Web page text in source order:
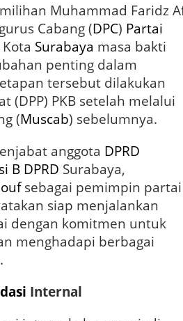
Muhammad Faridz
Cabang (DPC) Partai
Surabaya masa bakti
penting dalam
tersebut dilakukan
(DPP) PKB setelah melalui
(Muscab) sebelumnya.
anggota DPRD
B DPRD Surabaya,
sebagai pemimpin partai
siap menjalankan
dengan komitmen untuk
menghadapi berbagai
Internal